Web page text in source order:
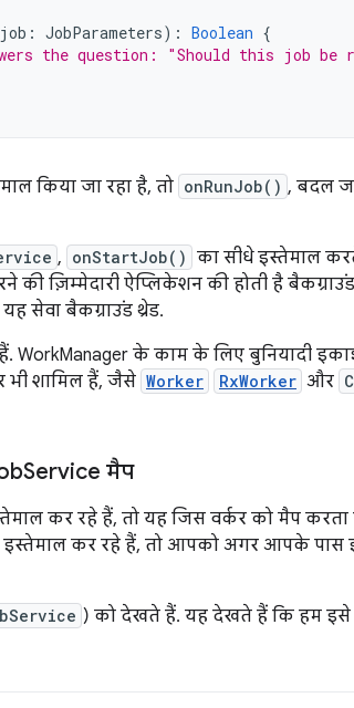
job : JobParameters): Boolean {
the question: "Should this job be
किया जा रहा है, तो onRunJob() , बदल
, onStartJob() का सीधे इस्तेमाल
ज़िम्मेदारी ऐप्लिकेशन की होती है
यह सेवा बैकग्राउंड थ्रेड.
WorkManager के काम के लिए बुनियादी
भी शामिल हैं, जैसे Worker RxWorker और
Service मैप
कर रहे हैं, तो यह जिस वर्कर को मैप करता
कर रहे हैं, तो आपको अगर आपके पास
) को देखते हैं. यह देखते हैं कि हम